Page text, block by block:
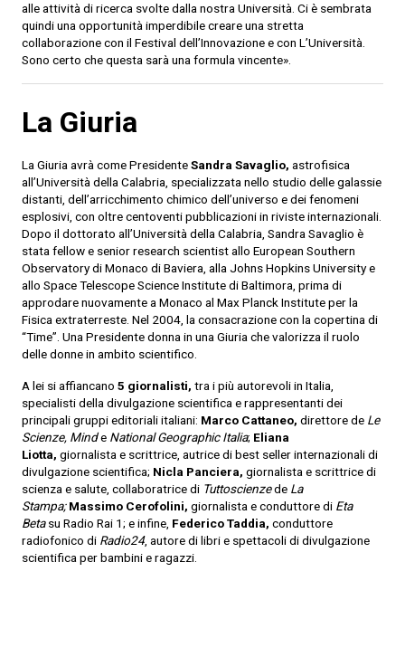
alle attività di ricerca svolte dalla nostra Università. Ci è sembrata
quindi una opportunità imperdibile creare una stretta
collaborazione con il Festival dell’Innovazione e con L’Università.
Sono certo che questa sarà una formula vincente».
La Giuria
La Giuria avrà come PresidenteSandra Savaglio, astrofisica
all’Università della Calabria, specializzata nello studio delle galassie
distanti, dell’arricchimento chimico dell’universo e dei fenomeni
esplosivi, con oltre centoventi pubblicazioni in riviste internazionali.
Dopo il dottorato all’Università della Calabria, Sandra Savaglio è
stata fellow e senior research scientist allo European Southern
Observatory di Monaco di Baviera, alla Johns Hopkins University e
allo Space Telescope Science Institute di Baltimora, prima di
approdare nuovamente a Monaco al Max Planck Institute per la
Fisica extraterreste. Nel 2004, la consacrazione con la copertina di
“Time”. Una Presidente donna in una Giuria che valorizza il ruolo
delle donne in ambito scientifico.
A lei si affiancano 5 giornalisti, tra i più autorevoli in Italia,
specialisti della divulgazione scientifica e rappresentanti dei
principali gruppi editoriali italiani: Marco Cattaneo, direttore de Le
Scienze, Minde National Geographic Italia; Eliana
Liotta, giornalista e scrittrice, autrice di best seller internazionali di
divulgazione scientifica; Nicla Panciera, giornalista e scrittrice di
scienza e salute, collaboratrice di Tuttoscienzede La
Stampa;Massimo Cerofolini, giornalista e conduttore di Eta
Betasu Radio Rai 1; e infine, Federico Taddia, conduttore
radiofonico di Radio24, autore di libri e spettacoli di divulgazione
scientifica per bambini e ragazzi.